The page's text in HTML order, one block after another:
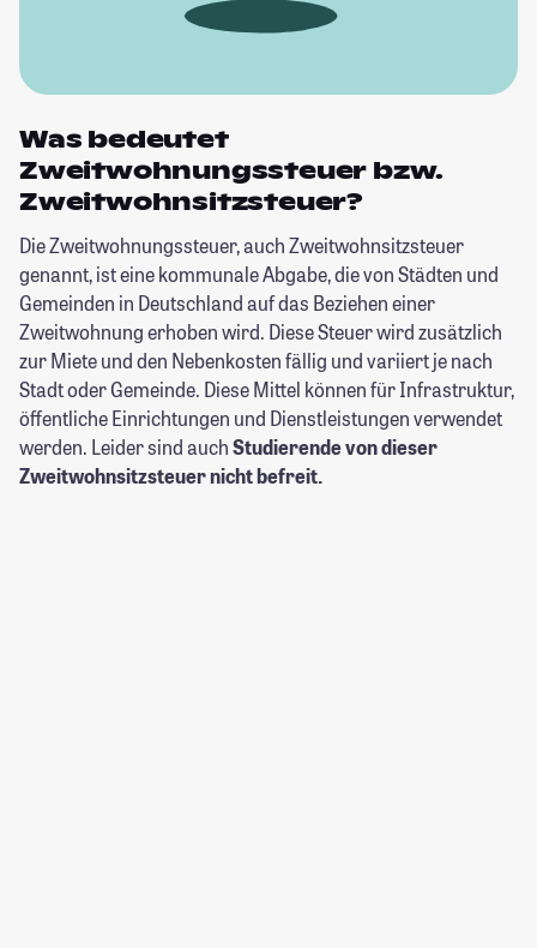
Was bedeutet
Zweitwohnungssteuer bzw.
Zweitwohnsitzsteuer?
Die Zweitwohnungssteuer, auch Zweitwohnsitzsteuer
genannt, ist eine kommunale Abgabe, die von Städten und
Gemeinden in Deutschland auf das Beziehen einer
Zweitwohnung erhoben wird. Diese Steuer wird zusätzlich
zur Miete und den Nebenkosten fällig und variiert je nach
Stadt oder Gemeinde. Diese Mittel können für Infrastruktur,
öffentliche Einrichtungen und Dienstleistungen verwendet
werden. Leider sind auchStudierende von dieser
Zweitwohnsitzsteuer nicht befreit.